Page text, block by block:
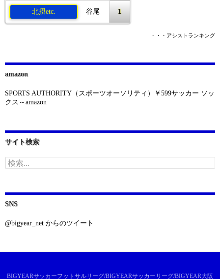
北摂etc. 谷尾 1
・・・アシストランキング
amazon
SPORTS AUTHORITY（スポーツオーソリティ）￥599サッカー ソッ
クス～amazon
サイト検索
検
索:
SNS
@bigyear_net からのツイート
BIGYEARサッカーフットサルリーグ/BIGYEARサッカーリーグ/BIGYEAR大阪